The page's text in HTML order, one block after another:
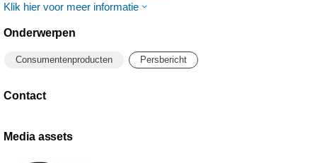
Klik hier voor meer informatie
Onderwerpen
Consumentenproducten Persbericht
Contact
Media assets